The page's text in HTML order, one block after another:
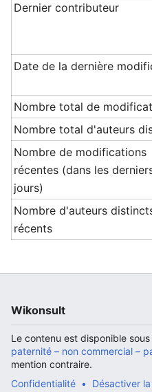
Dernier contributeur
Date de la dernière
Nombre total de
Nombre total d'auteurs
Nombre de modifications
récentes (dans les
jours)
Nombre d'auteurs
récents
Wikonsult
Le contenu est disponible
paternité – non commercial –
mention contraire.
Confidentialité
Désactiver